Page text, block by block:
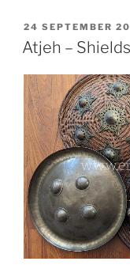
POSTED
ON
24 SEPTEMBER
Atjeh –